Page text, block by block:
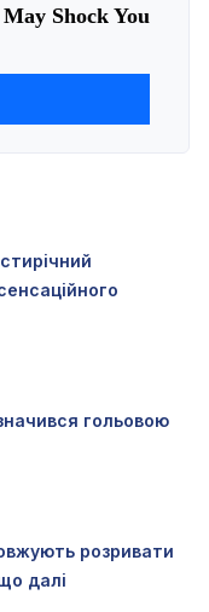
гольовою
розривати
далі